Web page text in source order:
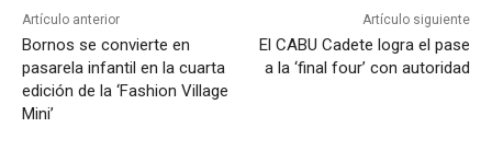
d
e
a
u
d
Artículo anterior
Bornos se convierte en
pasarela infantil en la cuarta
edición de la ‘Fashion Village
Mini’
Artículo siguiente
El CABU Cadete logra el pase
a la ‘final four’ con autoridad